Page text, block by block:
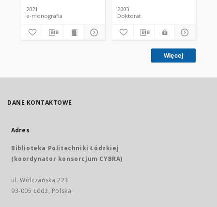
2021
e-monografia
2003
Doktorat
Więcej
DANE KONTAKTOWE
Adres
Biblioteka Politechniki Łódzkiej
(koordynator konsorcjum CYBRA)
ul. Wólczańska 223
93-005 Łódź, Polska